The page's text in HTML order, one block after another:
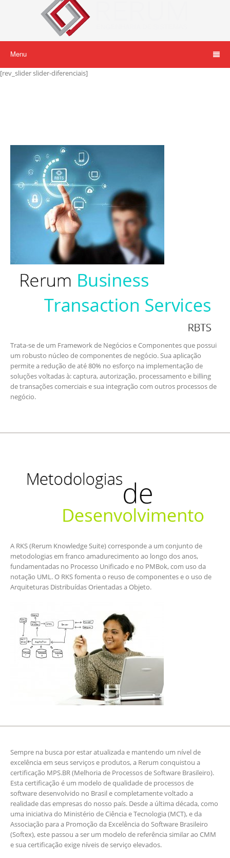
Menu
[rev_slider slider-diferenciais]
Trata-se de um Framework de Negócios e Componentes que possui
um robusto núcleo de componentes de negócio. Sua aplicação
permite a redução de até 80% no esforço na implementação de
soluções voltadas à: captura, autorização, processamento e billing
de transações comerciais e sua integração com outros processos de
negócio.
A RKS (Rerum Knowledge Suite) corresponde a um conjunto de
metodologias em franco amadurecimento ao longo dos anos,
fundamentadas no Processo Unificado e no PMBok, com uso da
notação UML. O RKS fomenta o reuso de componentes e o uso de
Arquiteturas Distribuídas Orientadas a Objeto.
Sempre na busca por estar atualizada e mantendo um nível de
excelência em seus serviços e produtos, a Rerum conquistou a
certificação MPS.BR (Melhoria de Processos de Software Brasileiro).
Esta certificação é um modelo de qualidade de processos de
software desenvolvido no Brasil e completamente voltado a
realidade das empresas do nosso país. Desde a última década, como
uma iniciativa do Ministério de Ciência e Tecnologia (MCT), e da
Associação para a Promoção da Excelência do Software Brasileiro
(Softex), este passou a ser um modelo de referência similar ao CMM
e sua certificação exige níveis de serviço elevados.